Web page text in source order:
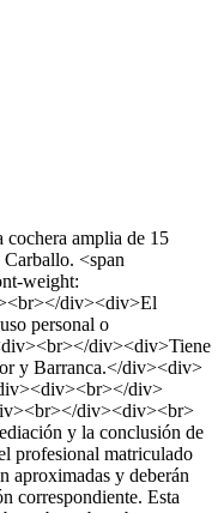
amplia de 15
<span
weight:
div><div>El
personal o
div><div>Tiene
y Barranca.</div><div>
div>
div><div><br>
y la conclusión de
profesional matriculado
aproximadas y deberán
correspondiente. Esta